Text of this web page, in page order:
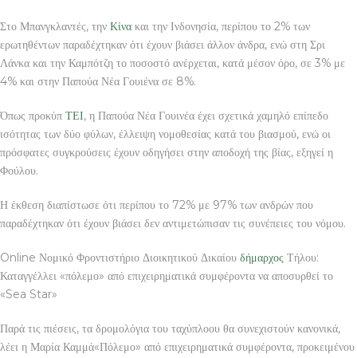
Στο Μπανγκλαντές, την Κίνα και την Ινδονησία, περίπου το 2% των
ερωτηθέντων παραδέχτηκαν ότι έχουν βιάσει άλλον άνδρα, ενώ στη Σρι
Λάνκα και την Καμπότζη το ποσοστό ανέρχεται, κατά μέσον όρο, σε 3% με
4% και στην Παπούα Νέα Γουιένα σε 8%.
Όπως προκύπ ΤΕΙ, η Παπούα Νέα Γουινέα έχει σχετικά χαμηλό επίπεδο
ισότητας των δύο φύλων, έλλειψη νομοθεσίας κατά του βιασμού, ενώ οι
πρόσφατες συγκρούσεις έχουν οδηγήσει στην αποδοχή της βίας, εξηγεί η
Φούλου.
Η έκθεση διαπίστωσε ότι περίπου το 72% με 97% των ανδρών που
παραδέχτηκαν ότι έχουν βιάσει δεν αντιμετώπισαν τις συνέπειες του νόμου.
Online Νομικό Φροντιστήριο Διοικητικού Δικαίου δήμαρχος Τήλου:
Καταγγέλλει «πόλεμο» από επιχειρηματικά συμφέροντα να αποσυρθεί το
«Sea Star»
Παρά τις πιέσεις, τα δρομολόγια του ταχύπλοου θα συνεχιστούν κανονικά,
λέει η Μαρία Καμμά«Πόλεμο» από επιχειρηματικά συμφέροντα, προκειμένου